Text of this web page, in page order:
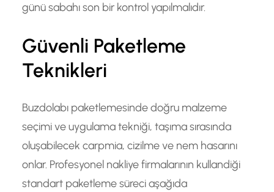
günü sabahı son bir kontrol yapılmalıdır.
Güvenli Paketleme
Teknikleri
Buzdolabı paketlemesinde doğru malzeme
seçimi ve uygulama tekniği, taşıma sırasında
oluşabilecek carpmia, cizilme ve nem hasarını
onlar. Profesyonel nakliye firmalarının kullandiği
standart paketleme süreci aşağıda